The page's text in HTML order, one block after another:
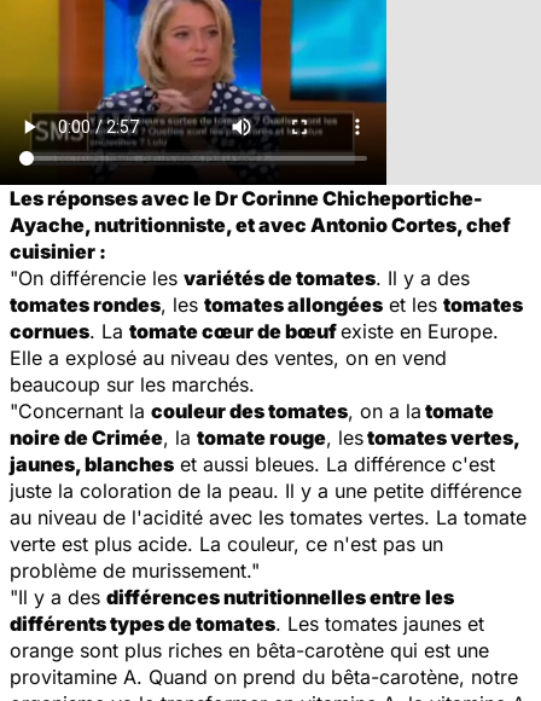
Les réponses avec le Dr Corinne Chicheportiche-
Ayache, nutritionniste, et avec Antonio Cortes, chef
cuisinier :
"On différencie les variétés de tomates. Il y a des
tomates rondes, les tomates allongées et les tomates
cornues. La tomate cœur de bœufexiste en Europe.
Elle a explosé au niveau des ventes, on en vend
beaucoup sur les marchés.
"Concernant la couleur des tomates, on a la tomate
noire de Crimée, la tomate rouge, lestomates vertes,
jaunes, blanches et aussi bleues. La différence c'est
juste la coloration de la peau. Il y a une petite différence
au niveau de l'acidité avec les tomates vertes. La tomate
verte est plus acide. La couleur, ce n'est pas un
problème de murissement."
"Il y a des différences nutritionnelles entre les
différents types de tomates. Les tomates jaunes et
orange sont plus riches en bêta-carotène qui est une
provitamine A. Quand on prend du bêta-carotène, notre